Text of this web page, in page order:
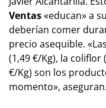
Ventas«educan» a
deberían comer
precio asequible.
(1,49 €/Kg), la coliflor
€/Kg) son los
momento», aseguran.